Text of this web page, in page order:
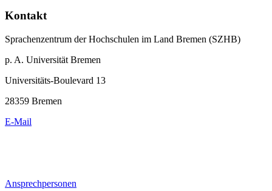
Kontakt
Sprachenzentrum der Hochschulen im Land Bremen (SZHB)
p. A. Universität Bremen
Universitäts-Boulevard 13
28359 Bremen
E-Mail
Ansprechpersonen